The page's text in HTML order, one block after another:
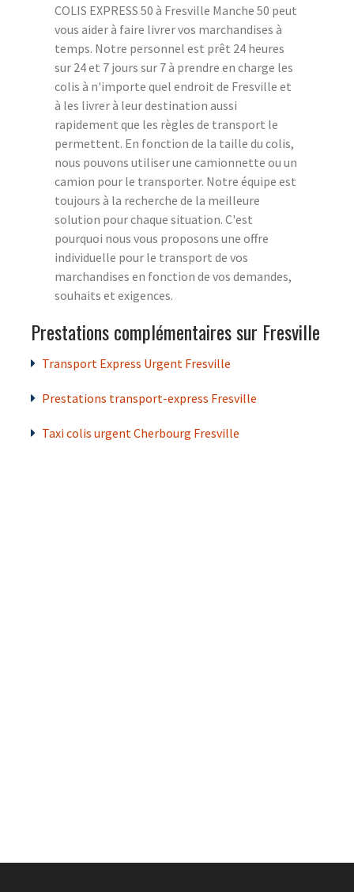
COLIS EXPRESS 50 à Fresville Manche 50 peut
vous aider à faire livrer vos marchandises à
temps. Notre personnel est prêt 24 heures
sur 24 et 7 jours sur 7 à prendre en charge les
colis à n'importe quel endroit de Fresville et
à les livrer à leur destination aussi
rapidement que les règles de transport le
permettent. En fonction de la taille du colis,
nous pouvons utiliser une camionnette ou un
camion pour le transporter. Notre équipe est
toujours à la recherche de la meilleure
solution pour chaque situation. C'est
pourquoi nous vous proposons une offre
individuelle pour le transport de vos
marchandises en fonction de vos demandes,
souhaits et exigences.
Prestations complémentaires sur Fresville
Transport Express Urgent Fresville
Prestations transport-express Fresville
Taxi colis urgent Cherbourg Fresville